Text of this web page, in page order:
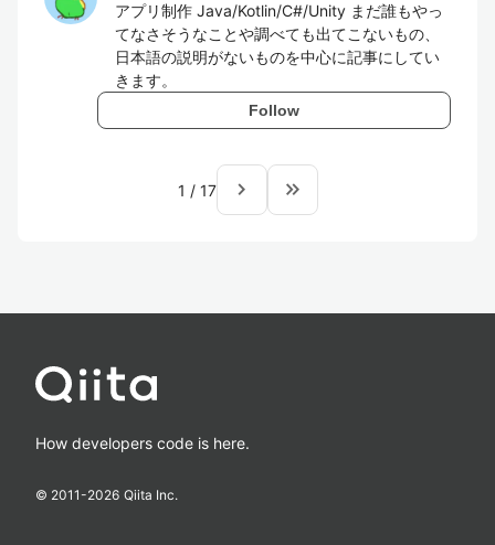
アプリ制作 Java/Kotlin/C#/Unity まだ誰もやっ
てなさそうなことや調べても出てこないもの、
日本語の説明がないものを中心に記事にしてい
きます。
Follow
1 / 17 navigate_next keyboard_double_arrow_right
How developers code is here.
© 2011-2026 Qiita Inc.